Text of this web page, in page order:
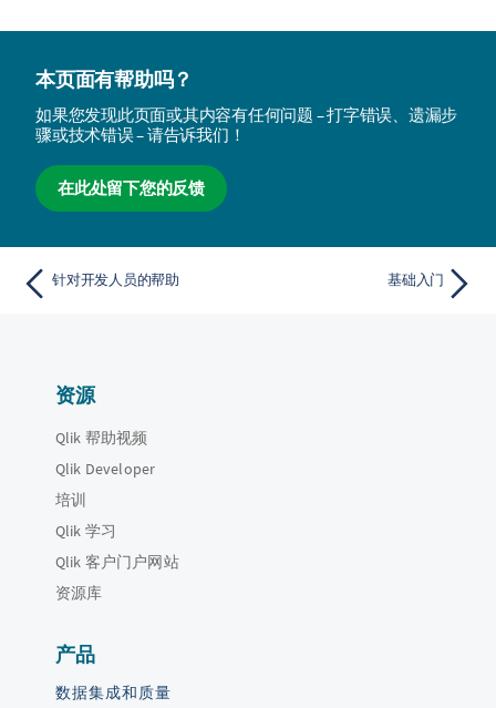
本页面有帮助吗？
如果您发现此页面或其内容有任何问题 – 打字错误、遗漏步
骤或技术错误 – 请告诉我们！
在此处留下您的反馈
针对开发人员的帮助 基础入门
资源
Qlik 帮助视频
Qlik Developer
培训
Qlik 学习
Qlik 客户门户网站
资源库
产品
数据集成和质量